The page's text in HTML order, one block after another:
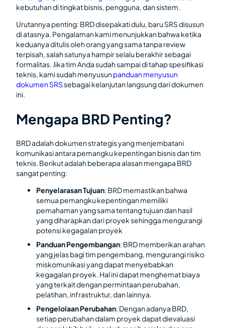
kebutuhan di tingkat bisnis, pengguna, dan sistem.
Urutannya penting: BRD disepakati dulu, baru SRS disusun
di atasnya. Pengalaman kami menunjukkan bahwa ketika
keduanya ditulis oleh orang yang sama tanpa review
terpisah, salah satunya hampir selalu berakhir sebagai
formalitas. Jika tim Anda sudah sampai di tahap spesifikasi
teknis, kami sudah menyusunpanduan menyusun
dokumen SRSsebagai kelanjutan langsung dari dokumen
ini.
Mengapa BRD Penting?
BRD adalah dokumen strategis yang menjembatani
komunikasi antara pemangku kepentingan bisnis dan tim
teknis. Berikut adalah beberapa alasan mengapa BRD
sangat penting:
Penyelarasan Tujuan: BRD memastikan bahwa
semua pemangku kepentingan memiliki
pemahaman yang sama tentang tujuan dan hasil
yang diharapkan dari proyek sehingga mengurangi
potensi kegagalan proyek
Panduan Pengembangan: BRD memberikan arahan
yang jelas bagi tim pengembang, mengurangi risiko
miskomunikasi yang dapat menyebabkan
kegagalan proyek. Hal ini dapat menghemat biaya
yang terkait dengan permintaan perubahan,
pelatihan, infrastruktur, dan lainnya.
Pengelolaan Perubahan: Dengan adanya BRD,
setiap perubahan dalam proyek dapat dievaluasi